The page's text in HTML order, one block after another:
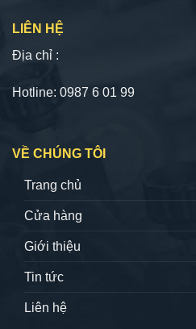
LIÊN HỆ
Địa chỉ :
Hotline: 0987 6 01 99
VỀ CHÚNG TÔI
Trang chủ
Cửa hàng
Giới thiệu
Tin tức
Liên hệ